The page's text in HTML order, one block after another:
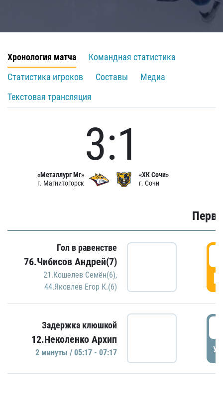
Хронология матча
Командная статистика
Статистика игроков
Составы
Медиа
Текстовая трансляция
«Металлург Мг»
г. Магнитогорск
3:1
«ХК Сочи»
г. Сочи
Гол в равенстве
76.Чибисов Андрей(7)
21.Кошелев Семён(6),
44.Яковлев Егор К.(6)
Задержка клюшкой
12.Неколенко Архип
2 минуты / 05:17 - 07:17